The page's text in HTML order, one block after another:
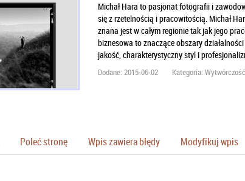
Michał Hara to pasjonat fotografii i
się z rzetelnością i pracowitością. Michał
znana jest w całym regionie tak jak jego
biznesowa to znaczące obszary
jakość, charakterystyczny styl i
Dodane: 2015-06-02 Kategoria:
Poleć stronę Wpis zawiera błędy Modyfikuj wpis